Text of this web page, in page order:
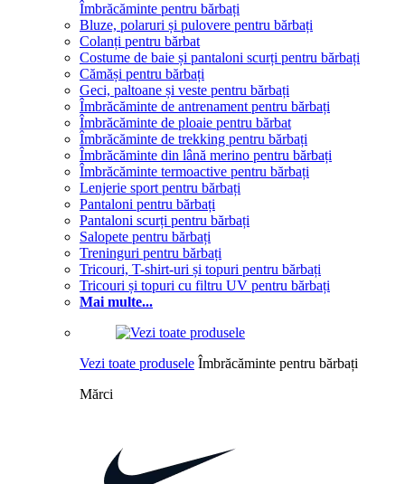
Îmbrăcăminte pentru bărbați
Bluze, polaruri și pulovere pentru bărbați
Colanți pentru bărbat
Costume de baie și pantaloni scurți pentru bărbați
Cămăși pentru bărbați
Geci, paltoane și veste pentru bărbați
Îmbrăcăminte de antrenament pentru bărbați
Îmbrăcăminte de ploaie pentru bărbat
Îmbrăcăminte de trekking pentru bărbați
Îmbrăcăminte din lână merino pentru bărbați
Îmbrăcăminte termoactive pentru bărbați
Lenjerie sport pentru bărbați
Pantaloni pentru bărbați
Pantaloni scurți pentru bărbați
Salopete pentru bărbați
Treninguri pentru bărbați
Tricouri, T-shirt-uri și topuri pentru bărbați
Tricouri și topuri cu filtru UV pentru bărbați
Mai multe...
Vezi toate produsele Îmbrăcăminte pentru bărbați
Mărci